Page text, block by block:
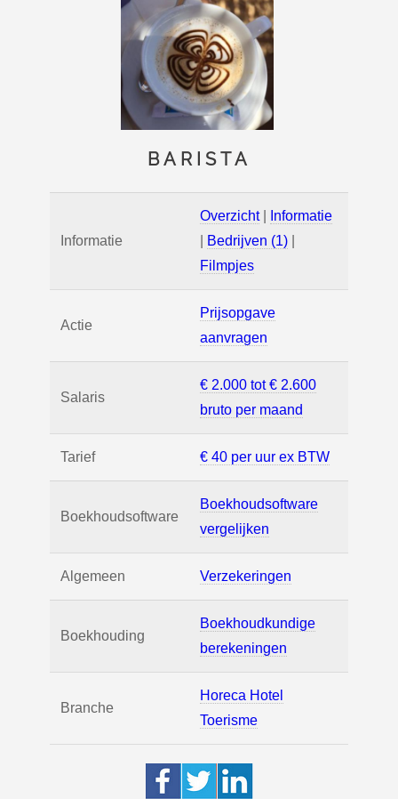
BARISTA
Informatie
Overzicht|
Informatie
Bedrijven (1)
Filmpjes
Actie
Prijsopgave
aanvragen
Salaris
€ 2.000 tot € 2.600
bruto per maand
Tarief € 40 per uur ex BTW
Boekhoudsoftware
Boekhoudsoftware
vergelijken
Algemeen Verzekeringen
Boekhouding
Boekhoudkundige
berekeningen
Branche
Horeca Hotel
Toerisme